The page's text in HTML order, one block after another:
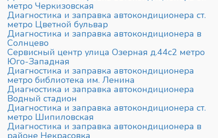
метро Черкизовская
Диагностика и заправка автокондиционера ст.
метро Цветной бульвар
Диагностика и заправка автокондиционера в
Солнцево
Сервисный центр улица Озерная д.44c2 метро
Юго-Западная
Диагностика и заправка автокондиционера
метро библиотека им. Ленина
Диагностика и заправка автокондиционера
Водный стадион
Диагностика и заправка автокондиционера ст.
метро Шипиловская
Диагностика и заправка автокондиционера в
районе Некрасовка